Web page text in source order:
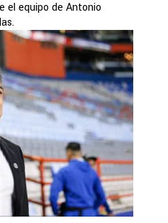
el equipo de Antonio